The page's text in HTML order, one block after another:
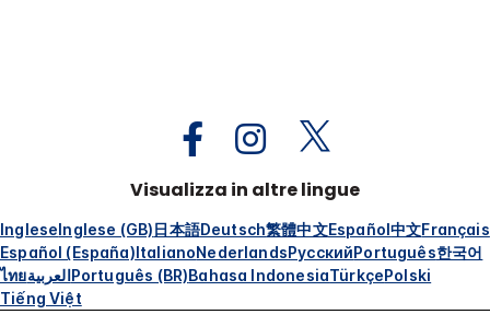
Visualizza in altre lingue
IngleseInglese (GB)日本語Deutsch繁體中文Español中文Français
Español (España)ItalianoNederlandsРусскийPortuguês한국어
ไทยالعربيةPortuguês (BR)Bahasa IndonesiaTürkçePolski
Tiếng Việt